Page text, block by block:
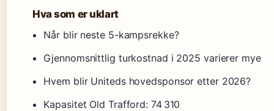
Hva som er uklart
Når blir neste 5-kampsrekke?
Gjennomsnittlig turkostnad i 2025 varierer mye
Hvem blir Uniteds hovedsponsor etter 2026?
Kapasitet Old Trafford: 74 310